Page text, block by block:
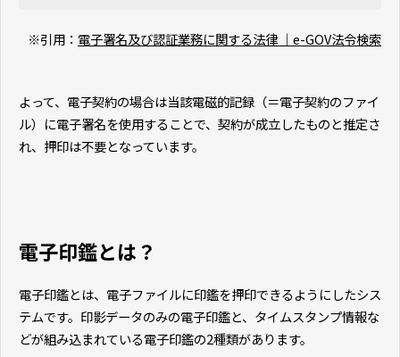
※引用： 電子署名及び認証業務に関する法律 ｜e-GOV法令検索
よって、電子契約の場合は当該電磁的記録（＝電子契約のファイ
ル）に電子署名を使用することで、契約が成立したものと推定さ
れ、押印は不要となっています。
電子印鑑とは？
電子印鑑とは、電子ファイルに印鑑を押印できるようにしたシス
テムです。印影データのみの電子印鑑と、タイムスタンプ情報な
どが組み込まれている電子印鑑の2種類があります。